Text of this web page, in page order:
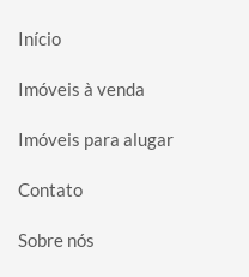
Início
Imóveis à venda
Imóveis para alugar
Contato
Sobre nós